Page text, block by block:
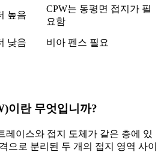
높음
CPW는 동평면 접지가 필
요함
낮음 비아 펜스 필요
이란 무엇입니까?
레이스와 접지 도체가 같은 층에 있
으로 분리된 두 개의 접지 영역 사이